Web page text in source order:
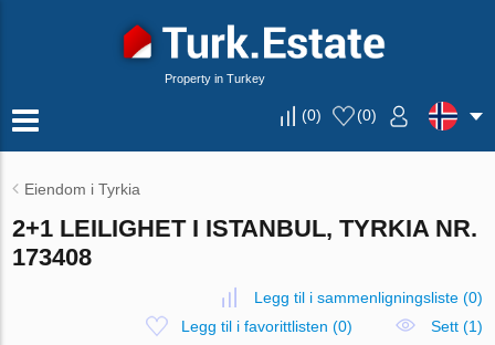
Property in Turkey
(0) (0)
Eiendom i Tyrkia
2+1 LEILIGHET I ISTANBUL, TYRKIA NR.
173408
Legg til i sammenligningsliste(0)
Legg til i favorittlisten (0)
Sett (1)